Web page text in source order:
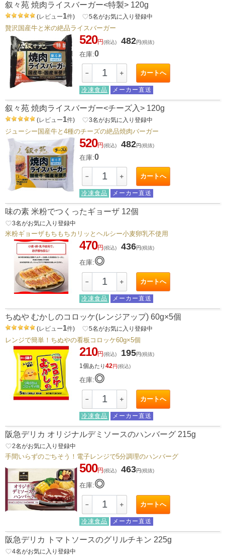
叙々苑 焼肉ライスバーガー<特製> 120g
(レビュー1件) favorite_border5名がお気に入り登録中
贅沢国産牛と米の絶品ライスバーガー
520円(税込) 482円(税抜)
在庫:0
－ ＋ カートへ
冷凍食品 メーカー直送
叙々苑 焼肉ライスバーガー<チーズ入> 120g
(レビュー1件) favorite_border3名がお気に入り登録中
ジューシー国産牛と4種のチーズの絶品焼肉バーガー
520円(税込) 482円(税抜)
在庫:0
－ ＋ カートへ
冷凍食品 メーカー直送
味の素 米粉でつくったギョーザ 12個
favorite_border3名がお気に入り登録中
米粉ギョーザもちもちカリッとヘルシー小麦卵乳不使用
470円(税込) 436円(税抜)
在庫:◎
－ ＋ カートへ
冷凍食品 メーカー直送
ちぬや むかしのコロッケ(レンジアップ) 60g×5個
(レビュー1件) favorite_border5名がお気に入り登録中
レンジで簡単！ちぬやの看板コロッケ60g×5個
210円(税込) 195円(税抜)
1個あたり42円(税込)
在庫:◎
－ ＋ カートへ
冷凍食品 メーカー直送
阪急デリカ オリジナルデミソースのハンバーグ 215g
favorite_border2名がお気に入り登録中
手間いらずのごちそう！電子レンジで5分調理のハンバーグ
500円(税込) 463円(税抜)
在庫:◎
－ ＋ カートへ
冷凍食品 メーカー直送
阪急デリカ トマトソースのグリルチキン 225g
favorite_border4名がお気に入り登録中